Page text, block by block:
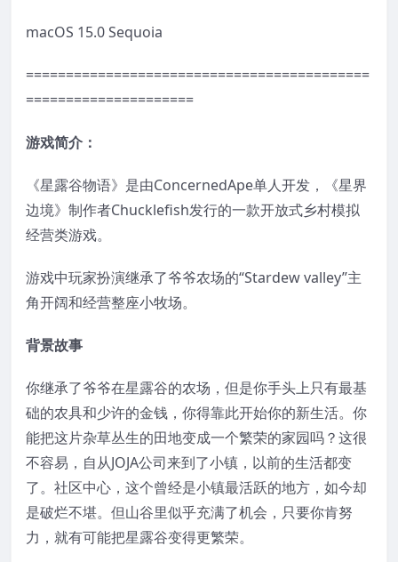
macOS 15.0 Sequoia
===========================================
=====================
游戏简介：
《星露谷物语》是由ConcernedApe单人开发，《星界
边境》制作者Chucklefish发行的一款开放式乡村模拟
经营类游戏。
游戏中玩家扮演继承了爷爷农场的“Stardew valley”主
角开阔和经营整座小牧场。
背景故事
你继承了爷爷在星露谷的农场，但是你手头上只有最基
础的农具和少许的金钱，你得靠此开始你的新生活。你
能把这片杂草丛生的田地变成一个繁荣的家园吗？这很
不容易，自从JOJA公司来到了小镇，以前的生活都变
了。社区中心，这个曾经是小镇最活跃的地方，如今却
是破烂不堪。但山谷里似乎充满了机会，只要你肯努
力，就有可能把星露谷变得更繁荣。